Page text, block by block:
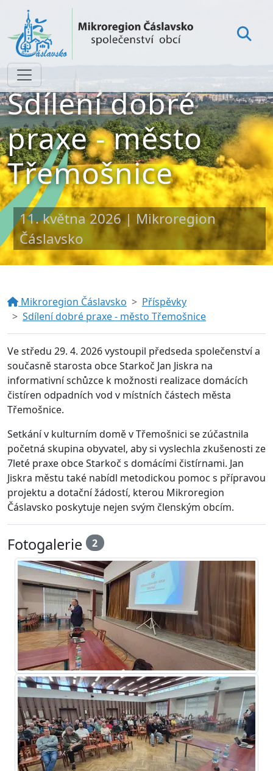
Sdílení dobré
praxe - město
Třemošnice
11. května 2026 | Mikroregion
Čáslavsko
Mikroregion Čáslavsko
Příspěvky
Sdílení dobré praxe - město Třemošnice
Ve středu 29. 4. 2026 vystoupil předseda společenství a
současně starosta obce Starkoč Jan Jiskra na
informativní schůzce k možnosti realizace domácích
čistíren odpadních vod v místních částech města
Třemošnice.
Setkání v kulturním domě v Třemošnici se zúčastnila
početná skupina obyvatel, aby si vyslechla zkušenosti ze
7leté praxe obce Starkoč s domácími čistírnami. Jan
Jiskra městu také nabídl metodickou pomoc s přípravou
projektu a dotační žádostí, kterou Mikroregion
Čáslavsko poskytuje nejen svým členským obcím.
Fotogalerie 2